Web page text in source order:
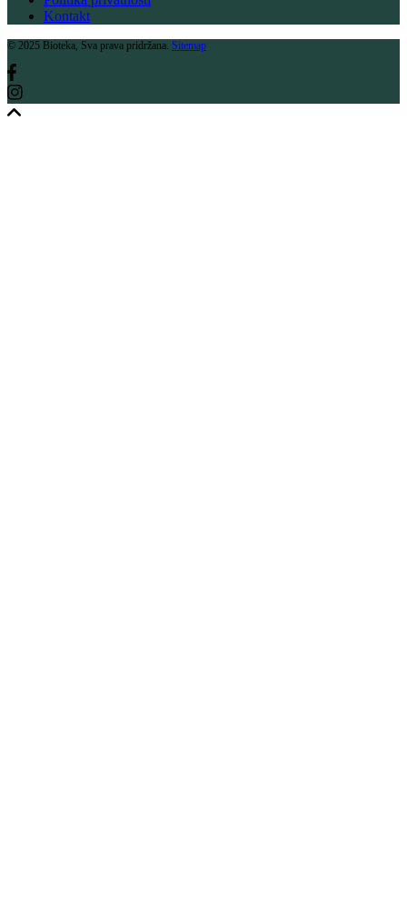
Kontakt
© 2025 Bioteka, Sva prava pridržana. Sitemap